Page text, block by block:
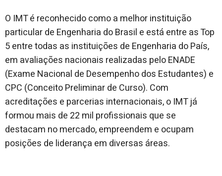
O IMT é reconhecido como a melhor instituição
particular de Engenharia do Brasil e está entre as Top
5 entre todas as instituições de Engenharia do País,
em avaliações nacionais realizadas pelo ENADE
(Exame Nacional de Desempenho dos Estudantes) e
CPC (Conceito Preliminar de Curso). Com
acreditações e parcerias internacionais, o IMT já
formou mais de 22 mil profissionais que se
destacam no mercado, empreendem e ocupam
posições de liderança em diversas áreas.